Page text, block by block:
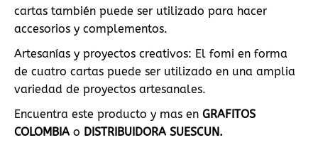
cartas también puede ser utilizado para hacer
accesorios y complementos.
Artesanías y proyectos creativos: El fomi en forma
de cuatro cartas puede ser utilizado en una amplia
variedad de proyectos artesanales.
Encuentra este producto y mas en GRAFITOS
COLOMBIAo DISTRIBUIDORA SUESCUN.